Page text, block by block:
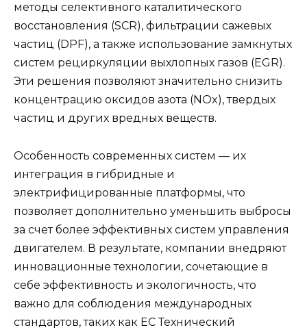
методы селективного каталитического
восстановления (SCR), фильтрации сажевых
частиц (DPF), а также использование замкнутых
систем рециркуляции выхлопных газов (EGR).
Эти решения позволяют значительно снизить
концентрацию оксидов азота (NOx), твердых
частиц и других вредных веществ.
Особенность современных систем — их
интеграция в гибридные и
электрифицированные платформы, что
позволяет дополнительно уменьшить выбросы
за счет более эффективных систем управления
двигателем. В результате, компании внедряют
инновационные технологии, сочетающие в
себе эффективность и экологичность, что
важно для соблюдения международных
стандартов, таких как ЕС Технический